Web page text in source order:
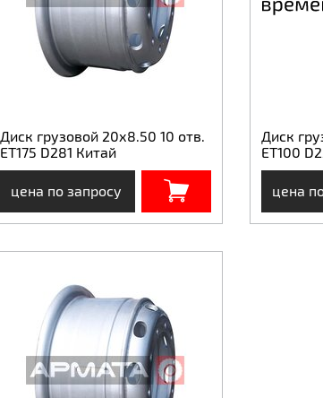
Диск грузовой 20х8.50 10 отв.
ET175 D281 Китай
цена по запросу
Диск
ЕТ100
цена